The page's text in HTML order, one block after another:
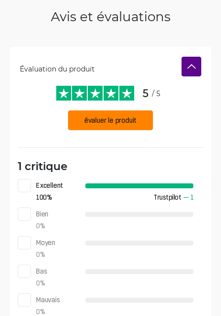
Avis et évaluations
Évaluation du produit
5 / 5
évaluer le produit
1 critique
Excellent
100% Trustpilot — 1
Bien
0%
Moyen
0%
Bas
0%
Mauvais
0%